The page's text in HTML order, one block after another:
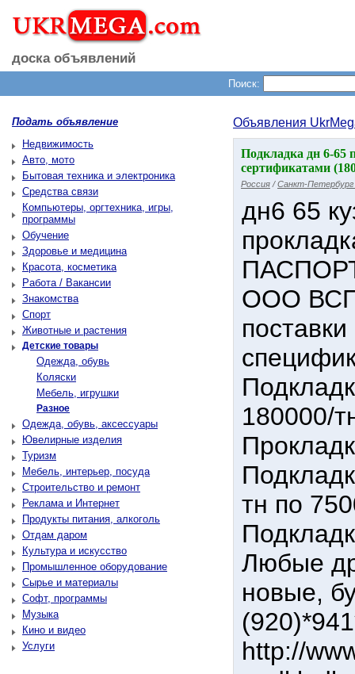
доска объявлений
Поиск:
Подать объявление
Недвижимость
Авто, мото
Бытовая техника и электроника
Средства связи
Компьютеры, оргтехника, игры,
программы
Обучение
Здоровье и медицина
Красота, косметика
Работа / Вакансии
Знакомства
Спорт
Животные и растения
Детские товары
Одежда, обувь
Коляски
Мебель, игрушки
Разное
Одежда, обувь, аксессуары
Ювелирные изделия
Туризм
Мебель, интерьер, посуда
Строительство и ремонт
Реклама и Интернет
Продукты питания, алкоголь
Отдам даром
Культура и искусство
Промышленное оборудование
Сырье и материалы
Софт, программы
Музыка
Кино и видео
Услуги
Объявления
Подкладка дн 6-
сертификатами
Россия /Санкт-Петербург
дн6 65
ООО ВСП
180000/
тн по
Любые
новые,
http://